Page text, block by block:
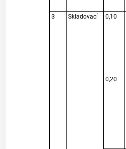
3
Skladovací 0,10
0,20